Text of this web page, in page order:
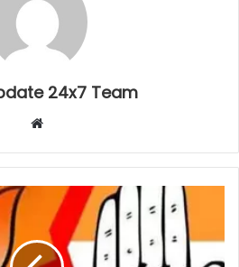
24x7 Team
Website